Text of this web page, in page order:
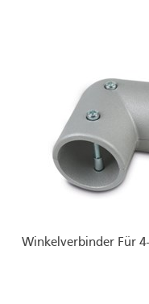
Winkelverbinder Für